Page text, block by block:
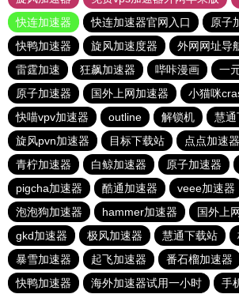
快连加速器
快连加速器官网入口
原子
快鸭加速器
旋风加速度器 外网网址导
雷霆加速
狂飙加速器 哔咔漫画
一
原子加速器
国外上网加速器
小猫咪
快喵vpv加速器
outline 解锁机 慧通
旋风pvn加速器
目标下载站 点点加速器
青柠加速器
白鲸加速器 原子加速器
pigcha加速器
酷通加速器 veee加速器
泡泡狗加速器
hammer加速器
国外上
gkd加速器
极风加速器 慧通下载站
暴雪加速器
起飞加速器 番石榴加速器
快鸭加速器
海外加速器试用一小时 手